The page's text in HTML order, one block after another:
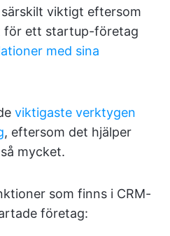
viktigt eftersom
för ett startup-företag
med sina
viktigaste verktygen
, eftersom det hjälper
mycket.
som finns i CRM-
företag: